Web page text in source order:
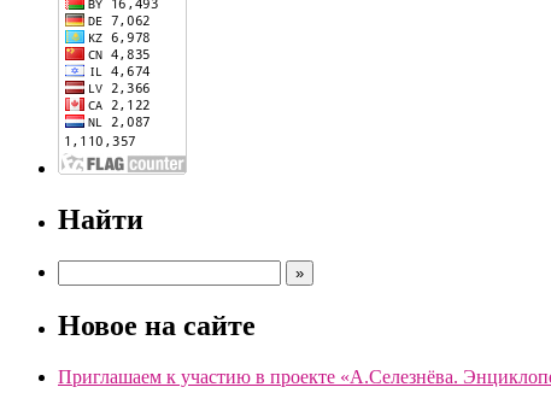
Найти
Новое на сайте
Приглашаем к участию в проекте «А.Селезнёва.